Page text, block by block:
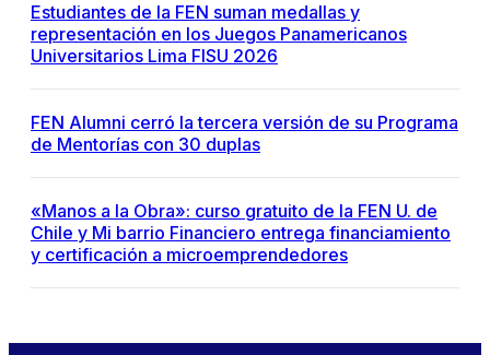
Estudiantes de la FEN suman medallas y
representación en los Juegos Panamericanos
Universitarios Lima FISU 2026
FEN Alumni cerró la tercera versión de su Programa
de Mentorías con 30 duplas
«Manos a la Obra»: curso gratuito de la FEN U. de
Chile y Mi barrio Financiero entrega financiamiento
y certificación a microemprendedores